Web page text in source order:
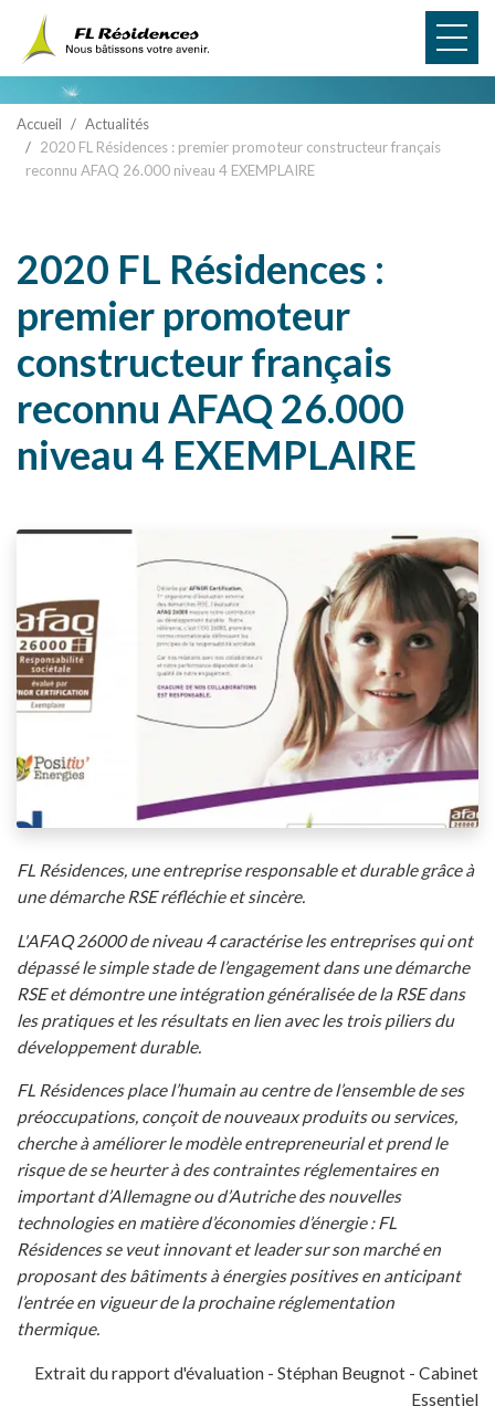
Accueil
Actualités
2020 FL Résidences : premier promoteur constructeur français
reconnu AFAQ 26.000 niveau 4 EXEMPLAIRE
2020 FL Résidences :
premier promoteur
constructeur français
reconnu AFAQ 26.000
niveau 4 EXEMPLAIRE
FL Résidences, une entreprise responsable et durable grâce à
une démarche RSE réfléchie et sincère.
L'AFAQ 26000 de niveau 4 caractérise les entreprises qui ont
dépassé le simple stade de l’engagement dans une démarche
RSE et démontre une intégration généralisée de la RSE dans
les pratiques et les résultats en lien avec les trois piliers du
développement durable.
FL Résidences place l’humain au centre de l’ensemble de ses
préoccupations, conçoit de nouveaux produits ou services,
cherche à améliorer le modèle entrepreneurial et prend le
risque de se heurter à des contraintes réglementaires en
important d’Allemagne ou d’Autriche des nouvelles
technologies en matière d’économies d’énergie : FL
Résidences se veut innovant et leader sur son marché en
proposant des bâtiments à énergies positives en anticipant
l’entrée en vigueur de la prochaine réglementation
thermique.
Extrait du rapport d'évaluation - Stéphan Beugnot - Cabinet
Essentiel
Panneau de gestion des cookies